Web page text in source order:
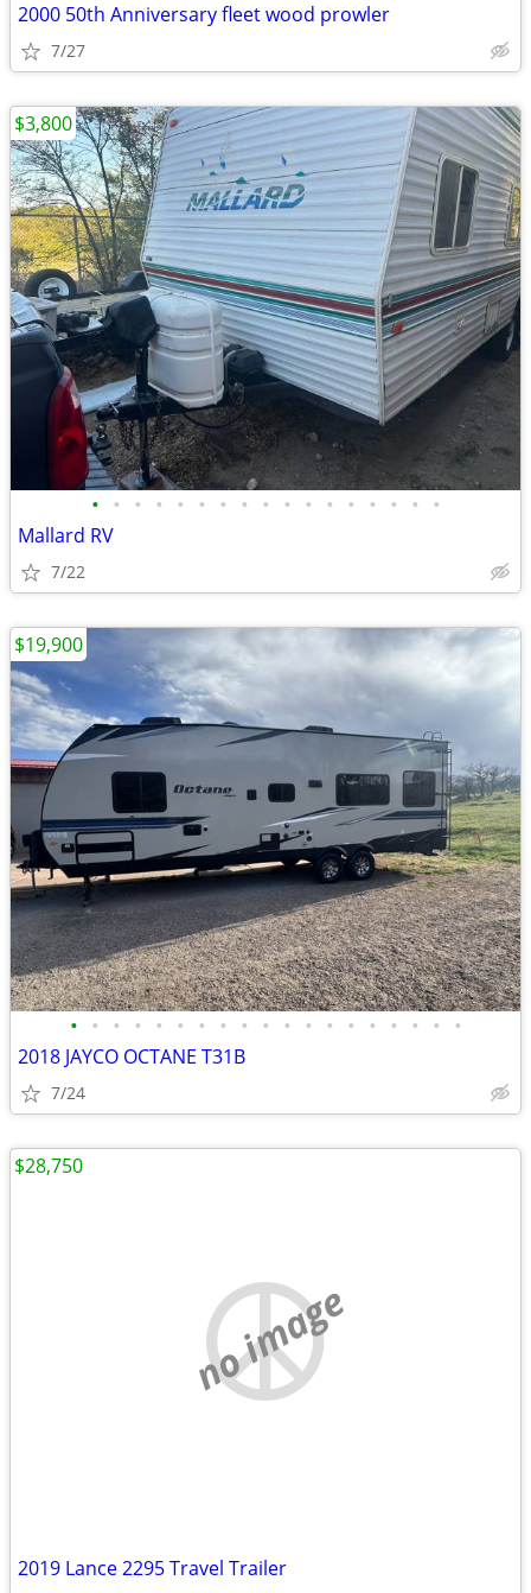
2000 50th Anniversary fleet wood prowler
7/27
• • • • • • • • • • • • • • • • •
Mallard RV
7/22
$3,800
• • • • • • • • • • • • • • • • • • •
2018 JAYCO OCTANE T31B
7/24
$19,900
no image
2019 Lance 2295 Travel Trailer
$28,750